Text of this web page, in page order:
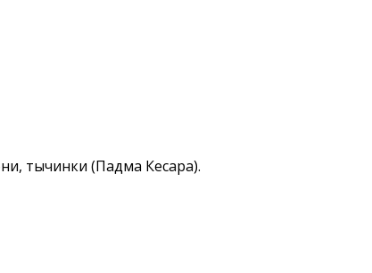
тычинки (Падма Кесара).